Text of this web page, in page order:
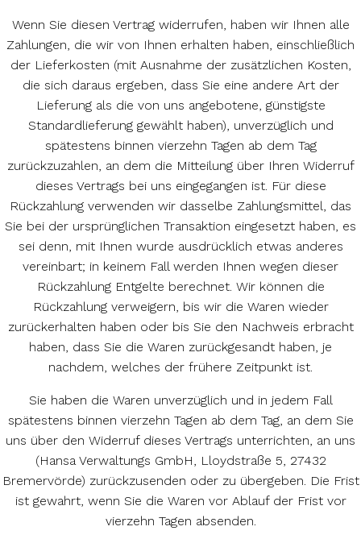
Wenn Sie diesen Vertrag widerrufen, haben wir Ihnen alle
Zahlungen, die wir von Ihnen erhalten haben, einschließlich
der Lieferkosten (mit Ausnahme der zusätzlichen Kosten,
die sich daraus ergeben, dass Sie eine andere Art der
Lieferung als die von uns angebotene, günstigste
Standardlieferung gewählt haben), unverzüglich und
spätestens binnen vierzehn Tagen ab dem Tag
zurückzuzahlen, an dem die Mitteilung über Ihren Widerruf
dieses Vertrags bei uns eingegangen ist. Für diese
Rückzahlung verwenden wir dasselbe Zahlungsmittel, das
Sie bei der ursprünglichen Transaktion eingesetzt haben, es
sei denn, mit Ihnen wurde ausdrücklich etwas anderes
vereinbart; in keinem Fall werden Ihnen wegen dieser
Rückzahlung Entgelte berechnet. Wir können die
Rückzahlung verweigern, bis wir die Waren wieder
zurückerhalten haben oder bis Sie den Nachweis erbracht
haben, dass Sie die Waren zurückgesandt haben, je
nachdem, welches der frühere Zeitpunkt ist.
Sie haben die Waren unverzüglich und in jedem Fall
spätestens binnen vierzehn Tagen ab dem Tag, an dem Sie
uns über den Widerruf dieses Vertrags unterrichten, an uns
(Hansa Verwaltungs GmbH, Lloydstraße 5, 27432
Bremervörde) zurückzusenden oder zu übergeben. Die Frist
ist gewahrt, wenn Sie die Waren vor Ablauf der Frist vor
vierzehn Tagen absenden.